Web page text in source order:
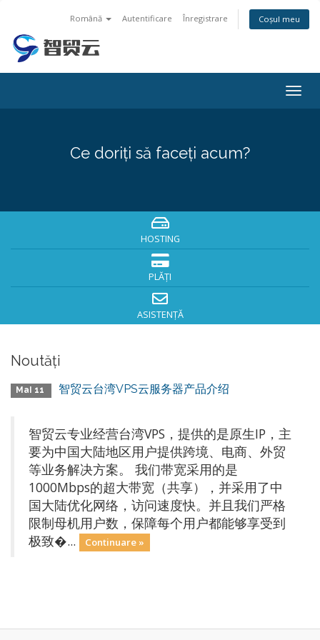
Română Autentificare Înregistrare Coșul meu
Ce doriți să faceți acum?
HOSTING
PLĂȚI
ASISTENȚĂ
Noutăți
MaI 11 智贸云台湾VPS云服务器产品介绍
智贸云专业经营台湾VPS，提供的是原生IP，主
要为中国大陆地区用户提供跨境、电商、外贸
等业务解决方案。 我们带宽采用的是
1000Mbps的超大带宽（共享），并采用了中
国大陆优化网络，访问速度快。并且我们严格
限制母机用户数，保障每个用户都能够享受到
极致�...
Continuare »